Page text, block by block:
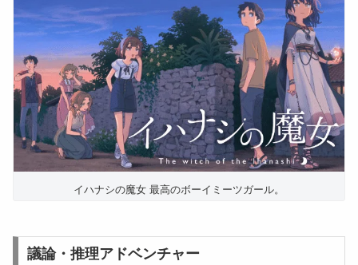
イハナシの魔女 最高のボーイミーツガール。
議論・推理アドベンチャー